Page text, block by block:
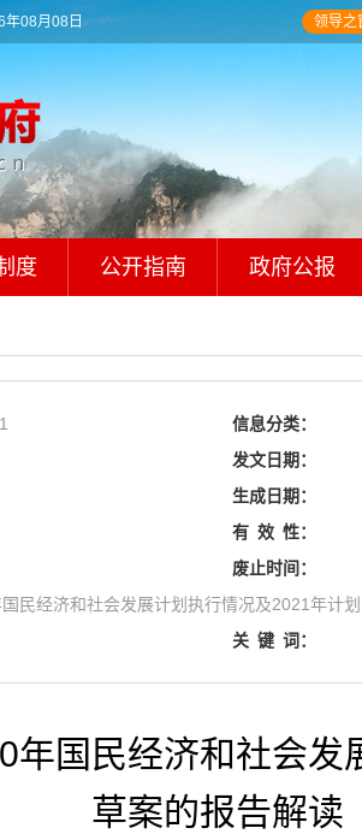
年08月08日 领导之
度 公开指南 政府公报
信息分类：
发文日期：
生成日期：
有 效 性：
废止时间：
国民经济和社会发展计划执行情况及2021年计
关 键 词：
年国民经济和社会
草案的报告解读